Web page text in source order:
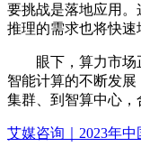
要挑战是落地应用
推理的需求也将快速
眼下，算力市场
智能计算的不断发展
集群、到智算中心，
艾媒咨询｜2023年